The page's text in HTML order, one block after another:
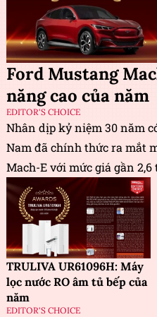
Ford Mustang
năng cao của năm
EDITOR'S CHOICE
Nhân dịp kỷ niệm 30 năm
Nam đã chính thức ra mắt
Mach-E với mức giá gần 2,6
TRULIVA UR61096H: Máy
lọc nước RO âm tủ bếp của
năm
EDITOR'S CHOICE